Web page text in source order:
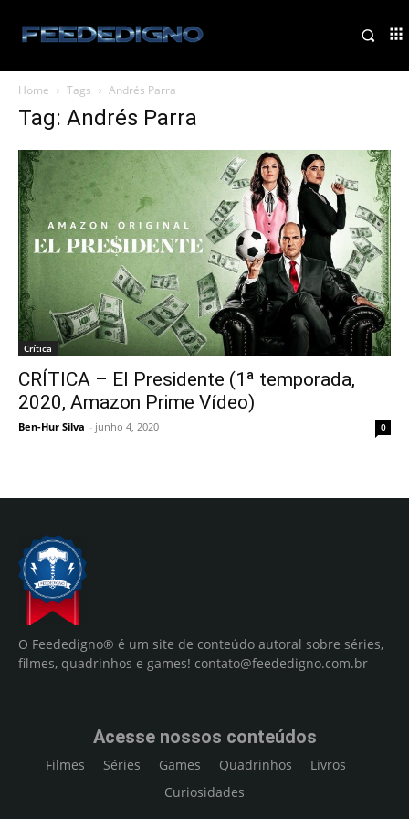
Home Tags Andrés Parra
Tag: Andrés Parra
Crítica
CRÍTICA – El Presidente (1ª temporada,
2020, Amazon Prime Vídeo)
Ben-Hur Silva - junho 4, 2020 0
O Feededigno® é um site de conteúdo autoral sobre séries,
filmes, quadrinhos e games! contato@feededigno.com.br
Acesse nossos conteúdos
Filmes Séries Games Quadrinhos
Livros
Curiosidades